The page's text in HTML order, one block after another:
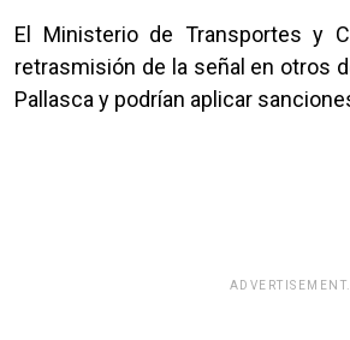
El Ministerio de Transportes y
retrasmisión de la señal en otros
Pallasca y podrían aplicar